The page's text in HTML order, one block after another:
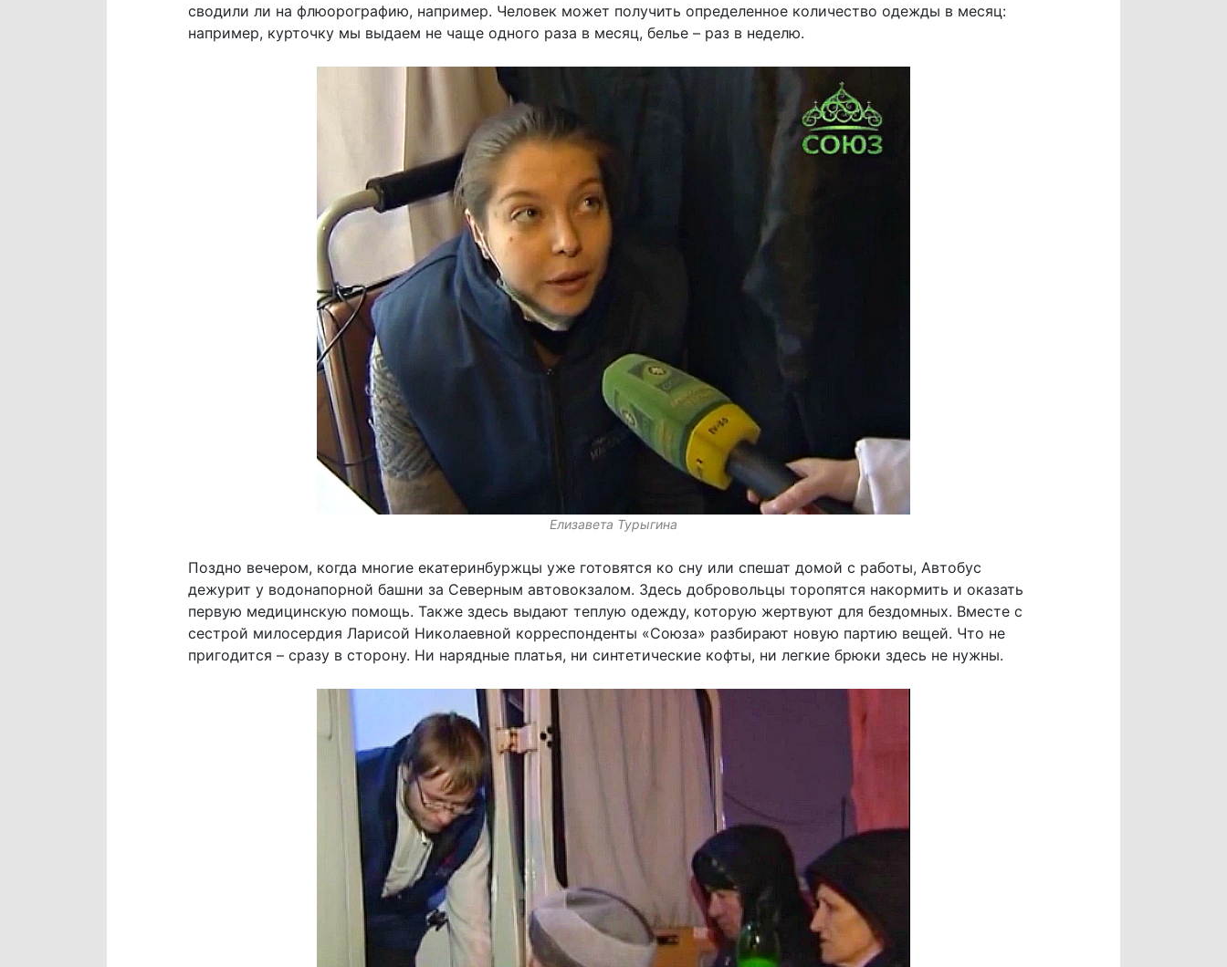
сводили ли на флюорографию, например. Человек может получить определенное количество одежды в месяц:
например, курточку мы выдаем не чаще одного раза в месяц, белье – раз в неделю.
Елизавета Турыгина
Поздно вечером, когда многие екатеринбуржцы уже готовятся ко сну или спешат домой с работы, Автобус
дежурит у водонапорной башни за Северным автовокзалом. Здесь добровольцы торопятся накормить и оказать
первую медицинскую помощь. Также здесь выдают теплую одежду, которую жертвуют для бездомных. Вместе с
сестрой милосердия Ларисой Николаевной корреспонденты «Союза» разбирают новую партию вещей. Что не
пригодится – сразу в сторону. Ни нарядные платья, ни синтетические кофты, ни легкие брюки здесь не нужны.